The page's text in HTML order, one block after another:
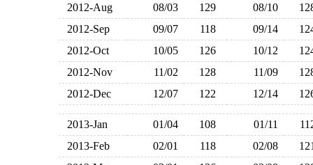
2012-Aug
08/03 129 08/10
2012-Sep
09/07 118 09/14
2012-Oct
10/05 126 10/12
2012-Nov
11/02 128 11/09
2012-Dec
12/07 122 12/14
2013-Jan 01/04 108 01/11
2013-Feb
02/01 118 02/08